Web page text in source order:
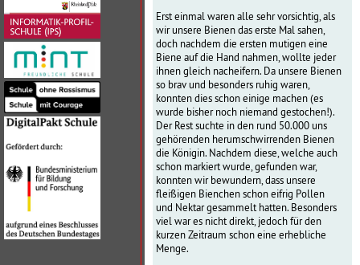
Erst einmal waren alle sehr vorsichtig, als
wir unsere Bienen das erste Mal sahen,
doch nachdem die ersten mutigen eine
Biene auf die Hand nahmen, wollte jeder
ihnen gleich nacheifern. Da unsere Bienen
so brav und besonders ruhig waren,
konnten dies schon einige machen (es
wurde bisher noch niemand gestochen!).
Der Rest suchte in den rund 50.000 uns
gehörenden herumschwirrenden Bienen
die Königin. Nachdem diese, welche auch
schon markiert wurde, gefunden war,
konnten wir bewundern, dass unsere
fleißigen Bienchen schon eifrig Pollen
und Nektar gesammelt hatten. Besonders
viel war es nicht direkt, jedoch für den
kurzen Zeitraum schon eine erhebliche
Menge.